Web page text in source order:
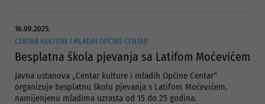
16.09.2025.
CENTAR KULTURE I MLADIH OPĆINE CENTAR
Besplatna škola pjevanja sa Latifom Moćevićem
Javna ustanova „Centar kulture i mladih Općine Centar“
organizuje besplatnu školu pjevanja s Latifom Moćevićem,
namijenjenu mladima uzrasta od 15 do 25 godina.